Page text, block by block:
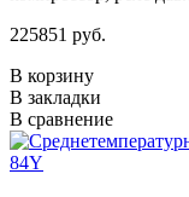
225851 руб.
В корзину
В закладки
В сравнение